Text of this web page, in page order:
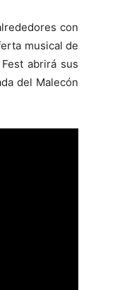
con
musical de
abrirá sus
del Malecón